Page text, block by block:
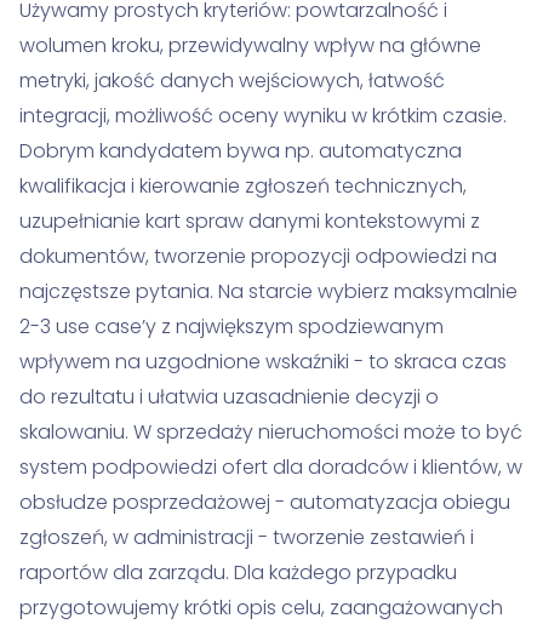
Używamy prostych kryteriów: powtarzalność i
wolumen kroku, przewidywalny wpływ na główne
metryki, jakość danych wejściowych, łatwość
integracji, możliwość oceny wyniku w krótkim czasie.
Dobrym kandydatem bywa np. automatyczna
kwalifikacja i kierowanie zgłoszeń technicznych,
uzupełnianie kart spraw danymi kontekstowymi z
dokumentów, tworzenie propozycji odpowiedzi na
najczęstsze pytania. Na starcie wybierz maksymalnie
2-3 use case’y z największym spodziewanym
wpływem na uzgodnione wskaźniki - to skraca czas
do rezultatu i ułatwia uzasadnienie decyzji o
skalowaniu. W sprzedaży nieruchomości może to być
system podpowiedzi ofert dla doradców i klientów, w
obsłudze posprzedażowej - automatyzacja obiegu
zgłoszeń, w administracji - tworzenie zestawień i
raportów dla zarządu. Dla każdego przypadku
przygotowujemy krótki opis celu, zaangażowanych